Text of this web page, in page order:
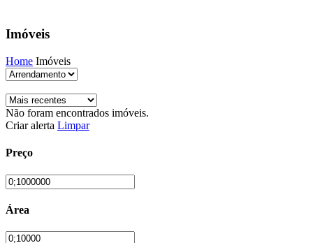
Imóveis
Home Imóveis
Não foram encontrados imóveis.
Criar alerta Limpar
Preço
Área